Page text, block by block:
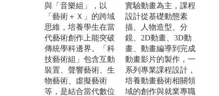
與「音樂組」，以
「藝術＋Ｘ」的跨域
思維，培養學生在當
代藝術創作上能突破
傳統學科邊界。「科
技藝術組」包含互動
裝置、聲響藝術、生
物藝術、虛擬藝術
等，是結合當代數位
實驗動畫為主，課程
設計從基礎動態素
描、人物造型、分
鏡、2D動畫、3D動
畫、動畫編導到完成
動畫影片的製作，一
系列專業課程設計，
培養動畫藝術相關領
域的創作與就業專職